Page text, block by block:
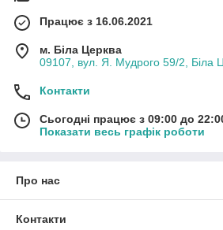
Працює з 16.06.2021
м. Біла Церква
09107, вул. Я. Мудрого 59/2, Біла
Контакти
Сьогодні працює з 09:00 до
Показати весь графік роботи
Про нас
Контакти